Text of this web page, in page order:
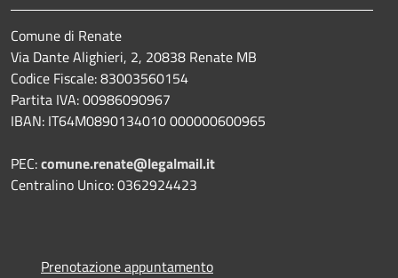
Comune di Renate
Via Dante Alighieri, 2, 20838 Renate MB
Codice Fiscale: 83003560154
Partita IVA: 00986090967
IBAN: IT64M0890134010 000000600965
PEC:comune.renate@legalmail.it
Centralino Unico: 0362924423
Prenotazione appuntamento